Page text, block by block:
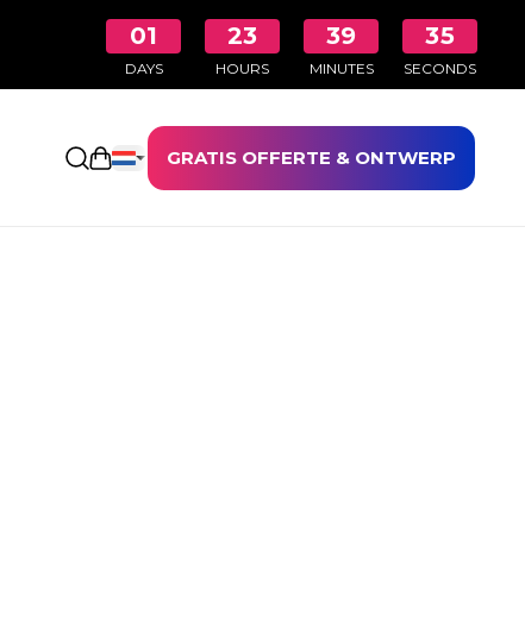
01
DAYS
23
HOURS
39
MINUTES
34
SECONDS
Winkelwagen openen
GRATIS OFFERTE & ONTWERP